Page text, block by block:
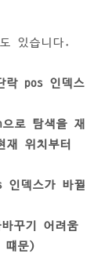
있습니다.
락 pos 인덱스
로 탐색을 재
재 위치부터
덱스가 바뀔
꾸기 어려움
떄문)